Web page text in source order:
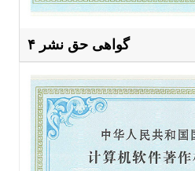
گواهی حق نشر ۴